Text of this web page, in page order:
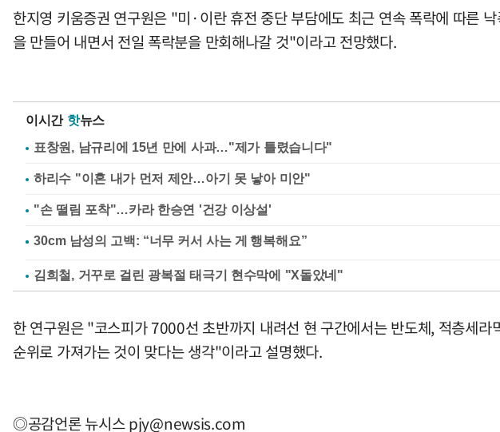
한지영 키움증권 연구원은 "미·이란 휴전 중단 부담에도 최근 연속 폭락에 따른
을 만들어 내면서 전일 폭락분을 만회해나갈 것"이라고 전망했다.
이시간 핫뉴스
표창원, 남규리에 15년 만에 사과…"제가 틀렸습니다"
하리수 "이혼 내가 먼저 제안…아기 못 낳아 미안"
"손 떨림 포착"…카라 한승연 '건강 이상설'
김희철, 거꾸로 걸린 광복절 태극기 현수막에 "X돌았네"
한 연구원은 "코스피가 7000선 초반까지 내려선 현 구간에서는 반도체, 적층세
순위로 가져가는 것이 맞다는 생각"이라고 설명했다.
◎공감언론 뉴시스pjy@newsis.com